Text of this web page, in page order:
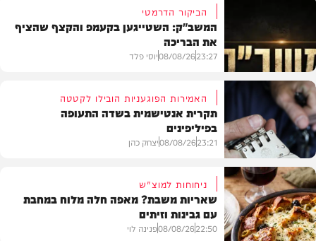
המשב"ק
הביקור הדרמטי
המשב"ק: השטייגען בקעמפ והקצף שהציף
את הבריכה
23:27
08/08/26יוסי פלד
חדשות
האמירות הפוגעניות הובילו לקטטה
תקרית אנטישמית בשדה התעופה
בפיליפינים
23:21
08/08/26יצחק כהן
ניחוחות למוצ"ש
שאריות משבת? מאפה חלה מלוח במחבת
עם גבינות וזיתים
22:50
08/08/26פנינה לוי